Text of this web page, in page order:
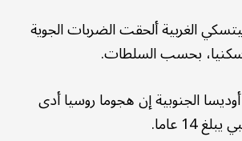
الغربية ألحقت الضربات الجوية
الجنوبية إن هجوما روسيا أدى
14 عاما.